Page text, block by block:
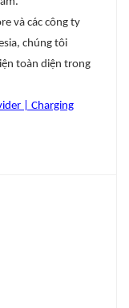
và các công ty
chúng tôi
toàn diện trong
| Charging